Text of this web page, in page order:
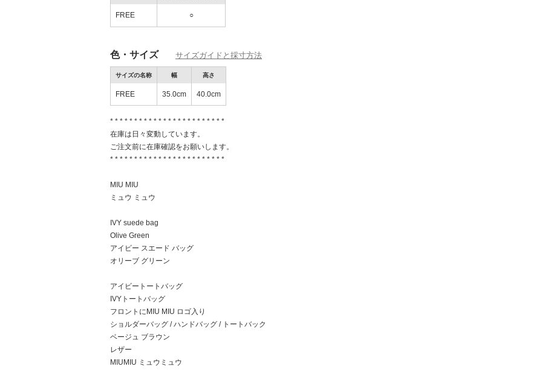
FREE ○
色・サイズ サイズガイドと採寸方法
サイズの名称 幅 高さ
FREE 35.0cm 40.0cm
* * * * * * * * * * * * * * * * * * * * * * * *
在庫は日々変動しています。
ご注文前に在庫確認をお願いします。
* * * * * * * * * * * * * * * * * * * * * * * *
MIU MIU
ミュウ ミュウ
IVY suede bag
Olive Green
アイビー スエード バッグ
オリーブ グリーン
アイビートートバッグ
IVYトートバッグ
フロントにMIU MIU ロゴ入り
ショルダーバッグ / ハンドバッグ / トートバック
ベージュ ブラウン
レザー
MIUMIU ミュウミュウ